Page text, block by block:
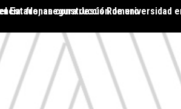
frenan construcción de universidad
POLITIQUERÍA; HAY GOBERNABILIDAD Y